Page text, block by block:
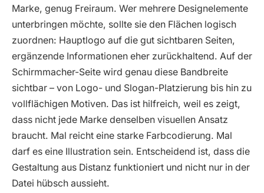
Marke, genug Freiraum. Wer mehrere Designelemente
unterbringen möchte, sollte sie den Flächen logisch
zuordnen: Hauptlogo auf die gut sichtbaren Seiten,
ergänzende Informationen eher zurückhaltend. Auf der
Schirmmacher-Seite wird genau diese Bandbreite
sichtbar – von Logo- und Slogan-Platzierung bis hin zu
vollflächigen Motiven. Das ist hilfreich, weil es zeigt,
dass nicht jede Marke denselben visuellen Ansatz
braucht. Mal reicht eine starke Farbcodierung. Mal
darf es eine Illustration sein. Entscheidend ist, dass die
Gestaltung aus Distanz funktioniert und nicht nur in der
Datei hübsch aussieht.